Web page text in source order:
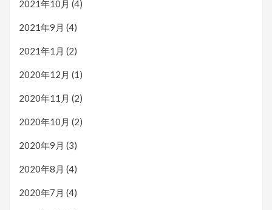
2021年10月 (4)
2021年9月 (4)
2021年1月 (2)
2020年12月 (1)
2020年11月 (2)
2020年10月 (2)
2020年9月 (3)
2020年8月 (4)
2020年7月 (4)